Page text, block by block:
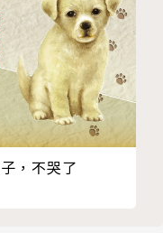
授）
）
氣候變遷調適科技
施作可以增加容積
化量規定，讓昂貴
，不哭了